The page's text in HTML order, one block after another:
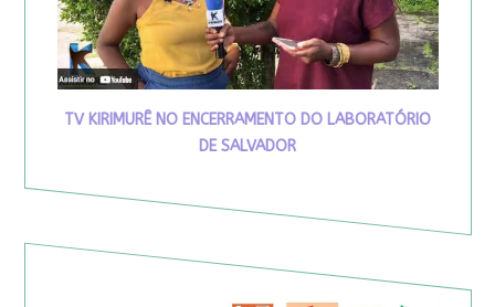
TV KIRIMURÊ NO ENCERRAMENTO DO LABORATÓRIO
DE SALVADOR